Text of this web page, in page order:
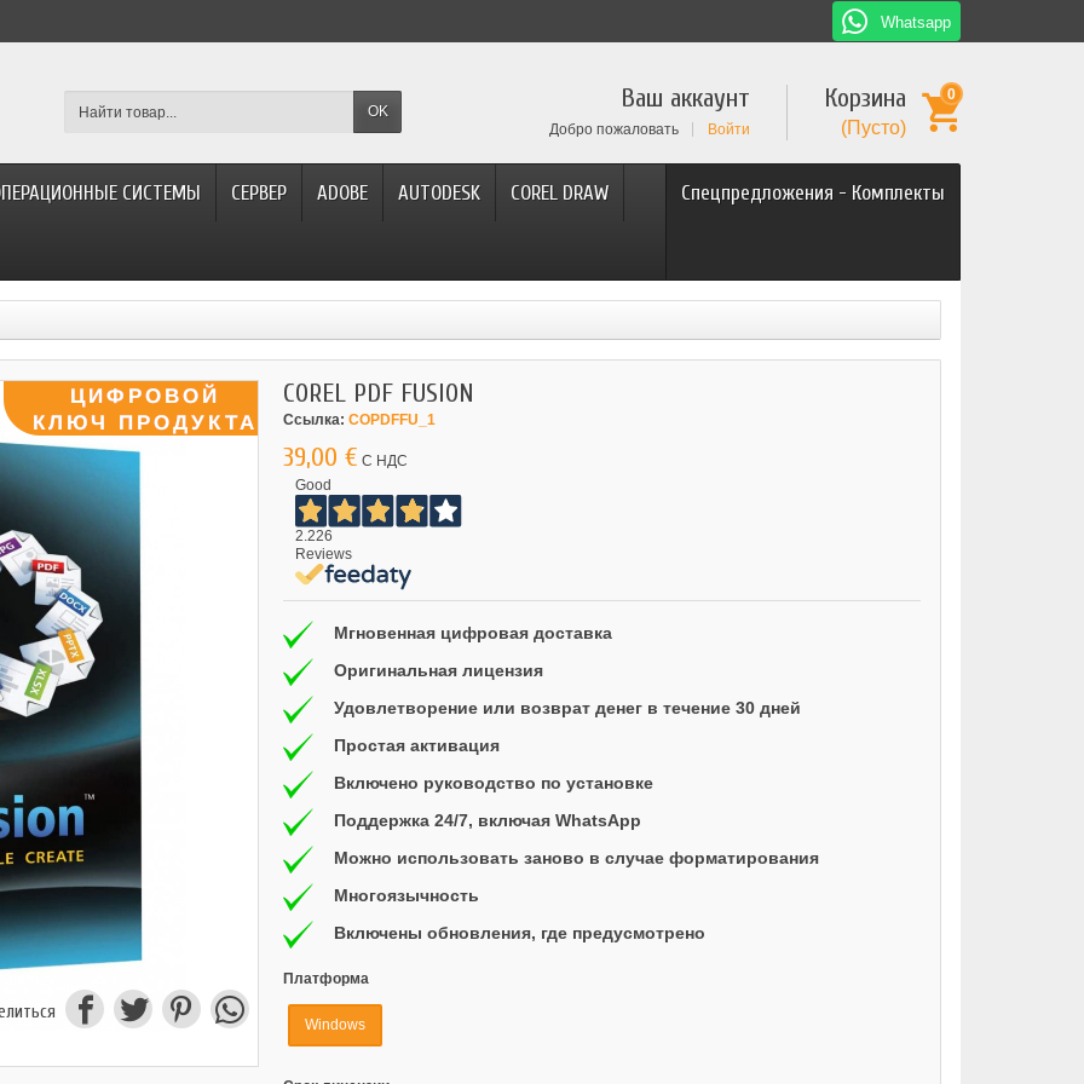
Whatsapp
OK Корзина
(Пусто)
0
Ваш аккаунт
Добро пожаловать Войти
Спецпредложения - Комплекты
СИСТЕМЫ СЕРВЕР ADOBE AUTODESK COREL DRAW
COREL PDF FUSION
Ссылка: COPDFFU_1
39,00 € С НДС
Good
2.226
Reviews
Мгновенная цифровая доставка
Оригинальная лицензия
Удовлетворение или возврат денег в течение 30 дней
Простая активация
Включено руководство по установке
Поддержка 24/7, включая WhatsApp
Можно использовать заново в случае форматирования
Многоязычность
Включены обновления, где предусмотрено
Платформа
Windows